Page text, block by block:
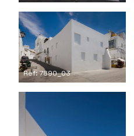
Ref: 7890_03